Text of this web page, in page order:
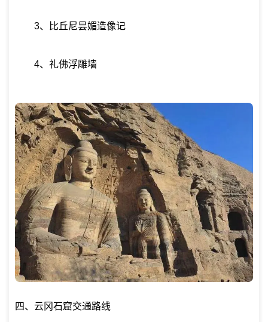
3、比丘尼昙媚造像记
4、礼佛浮雕墙
四、云冈石窟交通路线